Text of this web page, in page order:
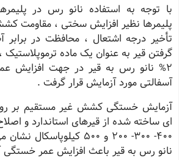
با توجه به استفاده نانو رس در
پلیمرها نظیر افزایش سختی ، مقاومت
تأخیر درجه اشتعال ، محافظت در
گرفتن قیر به عنوان یک ماده
2% نانو رس به قیر در جهت افزایش
آسفالتی مورد آزمایش قرار گرفت .
آزمایش خستگی کشش غیر مستقیم بر
ای ساخته شده از قیرهای استاندارد و
نانو رس به قیر باعث افزایش عمر